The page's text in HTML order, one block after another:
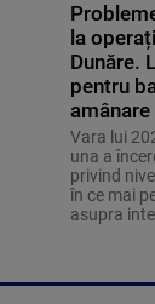
la
Dunăre.
pentru
amânare
Vara lui
una a
privind
în ce mai
asupra